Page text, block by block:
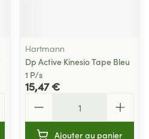
Hartmann
Dp Active Kinesio Tape Bleu
1 P/s
15,47 €
Ajouter au panier